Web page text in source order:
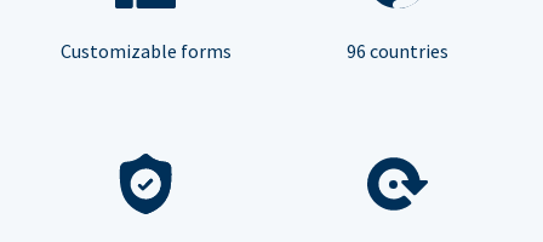
Customizable forms 96 countries